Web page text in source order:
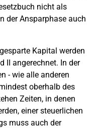
nicht als
der Ansparphase auch
Kapital werden
II angerechnet. In der
- wie alle anderen
oberhalb des
Zeiten, in denen
einer steuerlichen
muss auch der